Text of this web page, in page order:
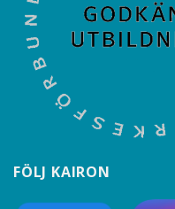
FÖLJ KAIRON